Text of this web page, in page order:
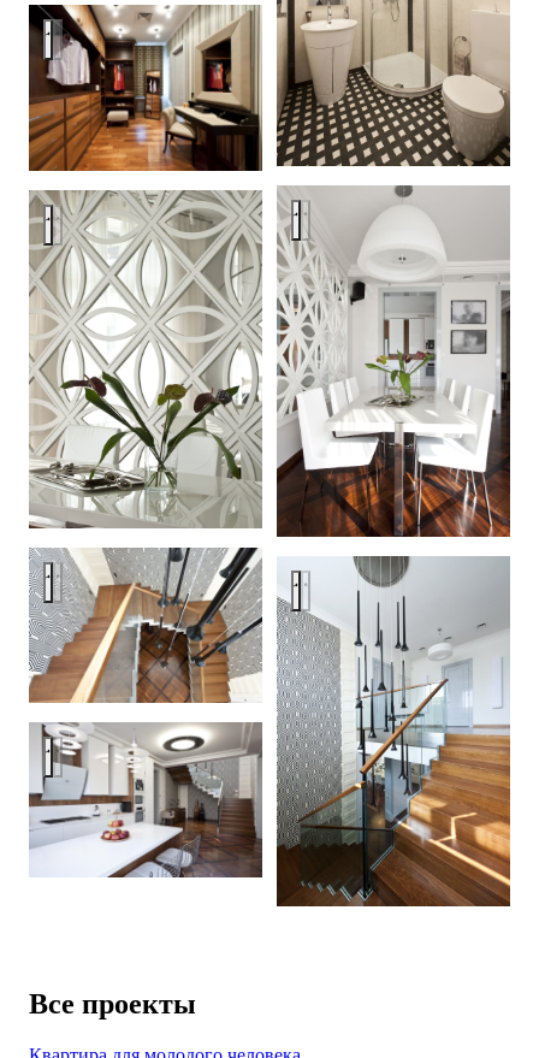
Дом под Москвой
Дом под Москвой Дом под Москвой
Дом под Москвой Дом под Москвой
Дом под Москвой
Все проекты